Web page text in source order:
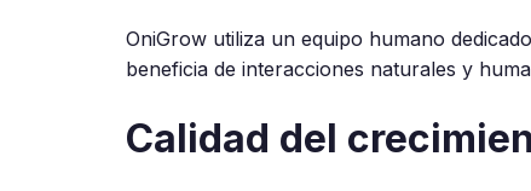
OniGrow utiliza un equipo humano
beneficia de interacciones naturales y
Calidad del